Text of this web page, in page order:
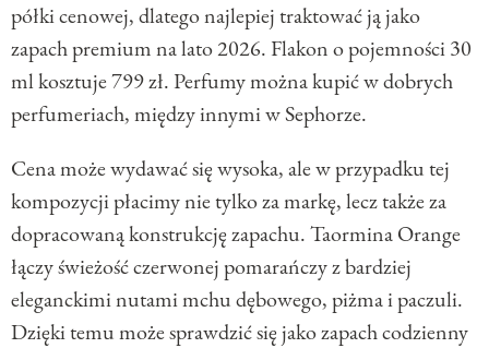
półki cenowej, dlatego najlepiej traktować ją jako
zapach premium na lato 2026. Flakon o pojemności 30
ml kosztuje 799 zł. Perfumy można kupić w dobrych
perfumeriach, między innymi w Sephorze.
Cena może wydawać się wysoka, ale w przypadku tej
kompozycji płacimy nie tylko za markę, lecz także za
dopracowaną konstrukcję zapachu. Taormina Orange
łączy świeżość czerwonej pomarańczy z bardziej
eleganckimi nutami mchu dębowego, piżma i paczuli.
Dzięki temu może sprawdzić się jako zapach codzienny